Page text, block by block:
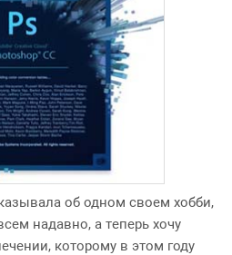
об одном своем хобби,
надавно, а теперь хочу
которому в этом году